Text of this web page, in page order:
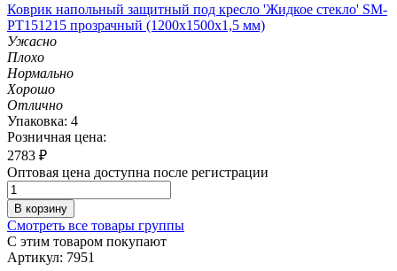
Коврик напольный защитный под кресло 'Жидкое стекло' SM-
PT151215 прозрачный (1200х1500х1,5 мм)
Ужасно
Плохо
Нормально
Хорошо
Отлично
Упаковка: 4
Розничная цена:
2783 ₽
Оптовая цена доступна после регистрации
В корзину
Смотреть все товары группы
С этим товаром покупают
Артикул: 7951